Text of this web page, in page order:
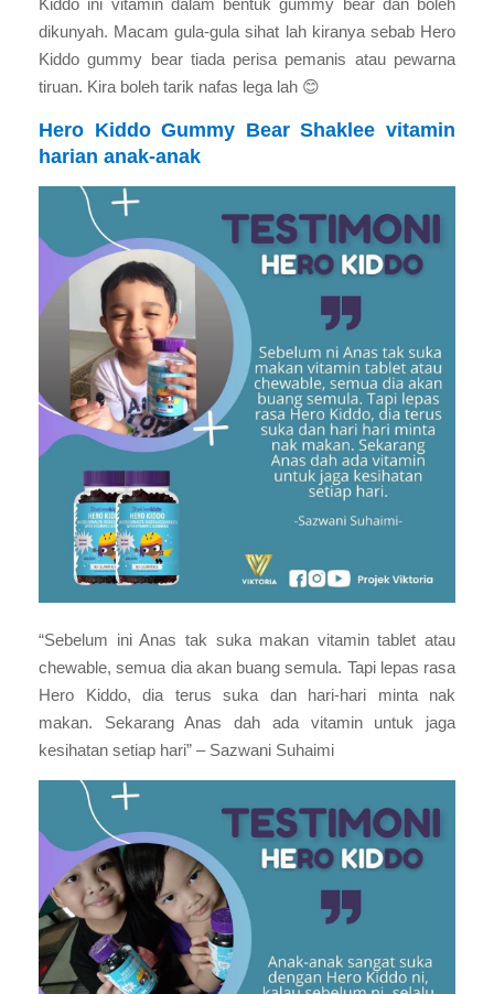
Kiddo ini vitamin dalam bentuk gummy bear dan boleh
dikunyah. Macam gula-gula sihat lah kiranya sebab Hero
Kiddo gummy bear tiada perisa pemanis atau pewarna
tiruan. Kira boleh tarik nafas lega lah 😊
Hero Kiddo Gummy Bear Shaklee vitamin
harian anak-anak
“Sebelum ini Anas tak suka makan vitamin tablet atau
chewable, semua dia akan buang semula. Tapi lepas rasa
Hero Kiddo, dia terus suka dan hari-hari minta nak
makan. Sekarang Anas dah ada vitamin untuk jaga
kesihatan setiap hari” – Sazwani Suhaimi